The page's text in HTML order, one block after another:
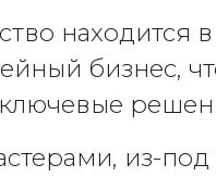
находится
бизнес,
из-под